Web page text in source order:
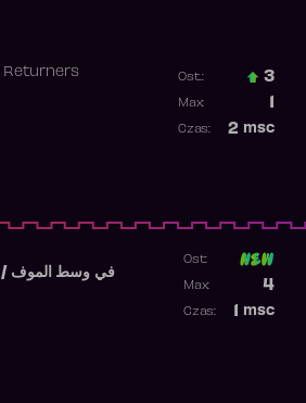
Returners Ost.: 3
Max:
2 msc
Czas:
Fi West El Mouve / في وسط الموف
Ost:
4
Max:
msc
Czas: